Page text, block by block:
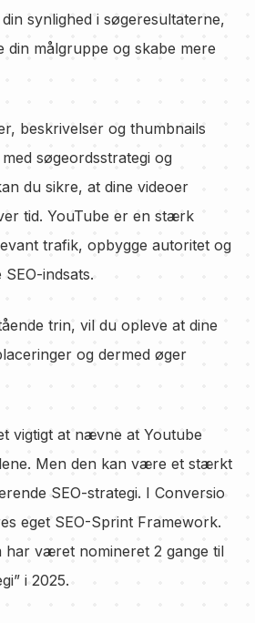
synlighed i søgeresultaterne,
din målgruppe og skabe mere
beskrivelser og thumbnails
søgeordsstrategi og
du sikre, at dine videoer
tid. YouTube er en stærk
trafik, opbygge autoritet og
indsats.
trin, vil du opleve at dine
og dermed øger
vigtigt at nævne at Youtube
Men den kan være et stærkt
SEO-strategi. I Conversio
eget SEO-Sprint Framework.
har været nomineret 2 gange til
i 2025.